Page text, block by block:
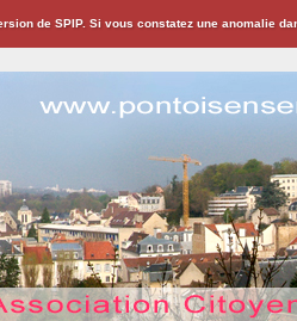
de SPIP. Si vous constatez une anomalie